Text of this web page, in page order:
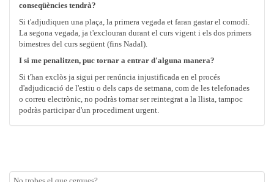
conseqüències tendrà?
Si t'adjudiquen una plaça, la primera vegada et faran gastar el comodí.
La segona vegada, ja t'exclouran durant el curs vigent i els dos primers
bimestres del curs següent (fins Nadal).
I si me penalitzen, puc tornar a entrar d'alguna manera?
Si t'han exclòs ja sigui per renúncia injustificada en el procés
d'adjudicació de l'estiu o dels caps de setmana, com de les telefonades
o correu electrònic, no podràs tornar ser reintegrat a la llista, tampoc
podràs participar d'un procediment urgent.